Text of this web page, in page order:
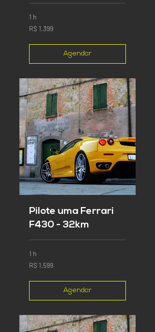
1 h
1.399
Reais
R$ 1.399
Agendar
Pilote uma Ferrari
F430 - 32km
1 h
1.599
Reais
R$ 1.599
Agendar